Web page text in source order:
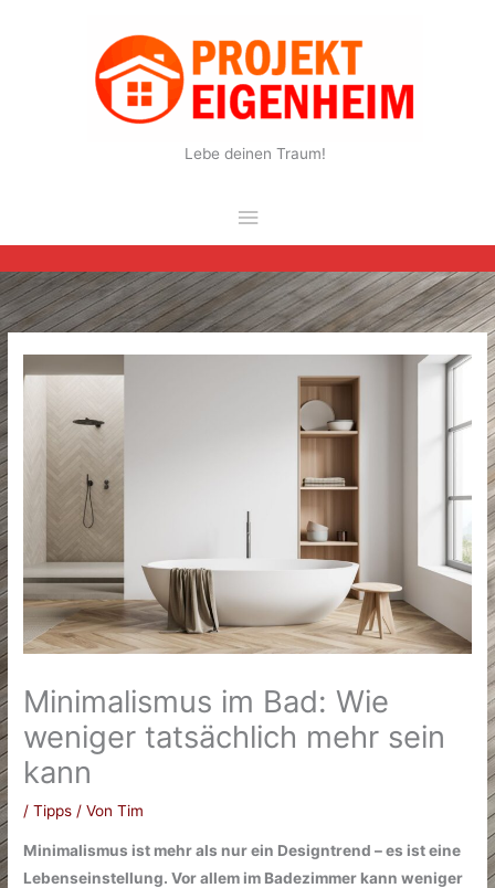
Lebe deinen Traum!
Hauptmenü
Minimalismus im Bad: Wie
weniger tatsächlich mehr sein
kann
/Tipps / VonTim
Minimalismus ist mehr als nur ein Designtrend – es ist eine
Lebenseinstellung. Vor allem im Badezimmer kann weniger